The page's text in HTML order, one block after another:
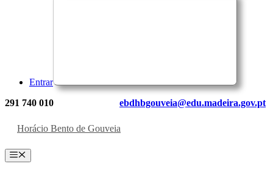
Entrar
291 740 010 ebdhbgouveia@edu.madeira.gov.pt
Horácio Bento de Gouveia
Menu